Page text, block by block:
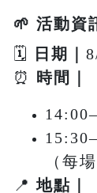
🌱 活動資
🗓
日期｜
⏰
時間｜
（每
📍地點｜